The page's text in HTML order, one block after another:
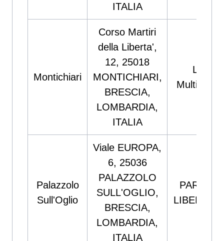
ITALIA
Montichiari
Corso Martiri
della Liberta',
12, 25018
MONTICHIARI,
BRESCIA,
LOMBARDIA,
ITALIA
Leonv
Multiutility
Palazzolo
Sull'Oglio
Viale EUROPA,
6, 25036
PALAZZOLO
SULL'OGLIO,
BRESCIA,
LOMBARDIA,
ITALIA
PAROLE
LIBERTA'